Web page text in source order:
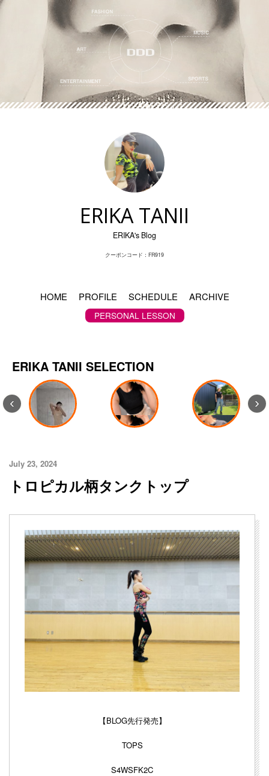
Skip
ERIKA TANII
ERIKA's Blog
クーポンコード：FR919
HOME PROFILE SCHEDULE ARCHIVE
PERSONAL LESSON
ERIKA TANII SELECTION
‹ ›
July 23, 2024
トロピカル柄タンクトップ
【BLOG先行発売】
TOPS
S4WSFK2C